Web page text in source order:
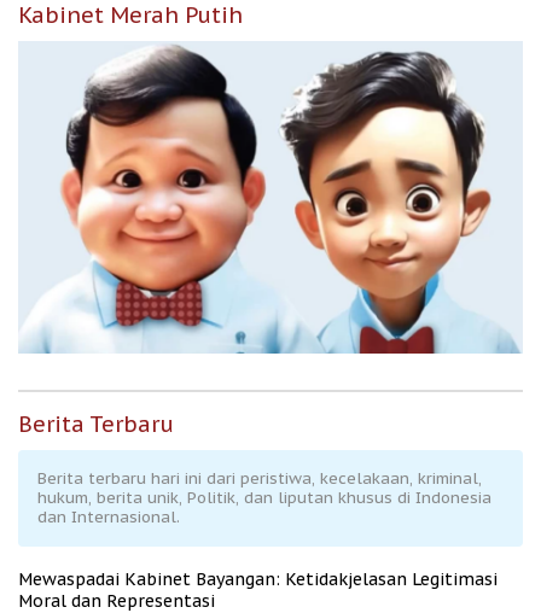
Kabinet Merah Putih
Berita Terbaru
Berita terbaru hari ini dari peristiwa, kecelakaan, kriminal,
hukum, berita unik, Politik, dan liputan khusus di Indonesia
dan Internasional.
Mewaspadai Kabinet Bayangan: Ketidakjelasan Legitimasi
Moral dan Representasi